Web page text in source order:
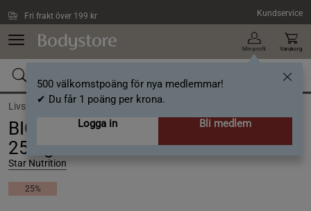
Fri frakt över 199 kr Kundservice
Min profil
500 välkomstpoäng för nya medlemmar!
✔ Du får 1 poäng per krona.
Logga in
Bli medlem
Varukorg
Livsmedel /Matlagning / Ris, pasta och nudlar
BIG BUY 16 x Diet Shiratakinudlar
250 g
Star Nutrition
25%